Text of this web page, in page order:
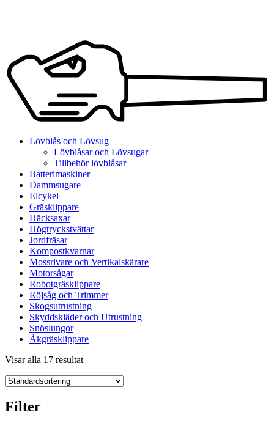
Lövblås och Lövsug
Lövblåsar och Lövsugar
Tillbehör lövblåsar
Batterimaskiner
Dammsugare
Elcykel
Gräsklippare
Häcksaxar
Högtryckstvättar
Jordfräsar
Kompostkvarnar
Mossrivare och Vertikalskärare
Motorsågar
Robotgräsklippare
Röjsåg och Trimmer
Skogsutrustning
Skyddskläder och Utrustning
Snöslungor
Åkgräsklippare
Visar alla 17 resultat
Filter